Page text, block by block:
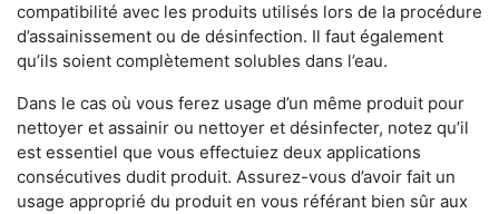
compatibilité avec les produits utilisés lors de la procédure
d’assainissement ou de désinfection. Il faut également
qu’ils soient complètement solubles dans l’eau.
Dans le cas où vous ferez usage d’un même produit pour
nettoyer et assainir ou nettoyer et désinfecter, notez qu’il
est essentiel que vous effectuiez deux applications
consécutives dudit produit. Assurez-vous d’avoir fait un
usage approprié du produit en vous référant bien sûr aux